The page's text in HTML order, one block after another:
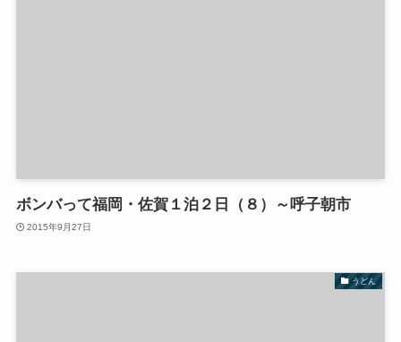
ボンバって福岡・佐賀１泊２日（８）～呼子朝市
2015年9月27日
うどん